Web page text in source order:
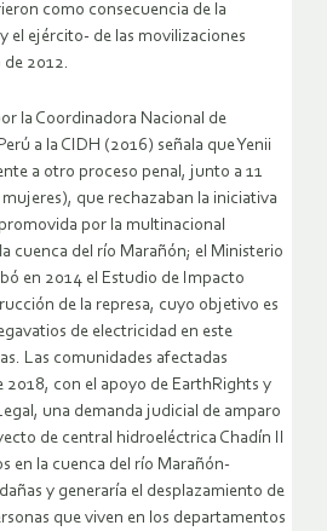
como consecuencia de la
el ejército- de las movilizaciones
2012.
la Coordinadora Nacional de
a la CIDH (2016) señala que Yenii
a otro proceso penal, junto a 11
que rechazaban la iniciativa
por la multinacional
cuenca del río Marañón; el Ministerio
en 2014 el Estudio de Impacto
de la represa, cuyo objetivo es
de electricidad en este
Las comunidades afectadas
2018, con el apoyo de EarthRights y
una demanda judicial de amparo
de central hidroeléctrica Chadín II
en la cuenca del río Marañón-
y generaría el desplazamiento de
que viven en los departamentos